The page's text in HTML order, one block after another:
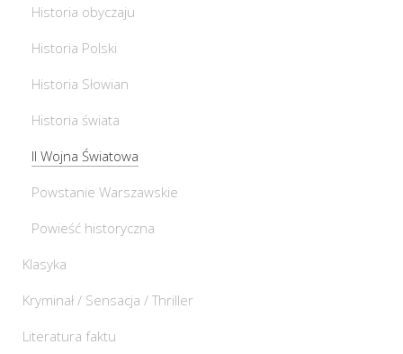
Historia obyczaju
Historia Polski
Historia Słowian
Historia świata
II Wojna Światowa
Powstanie Warszawskie
Powieść historyczna
Klasyka
Kryminał / Sensacja / Thriller
Literatura faktu